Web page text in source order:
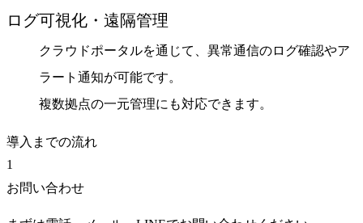
ログ可視化・遠隔管理
クラウドポータルを通じて、異常通信のログ確認やア
ラート通知が可能です。
複数拠点の一元管理にも対応できます。
導入までの流れ
1
お問い合わせ